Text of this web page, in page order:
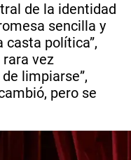
de la identidad
sencilla y
casta política”,
rara vez
limpiarse”,
pero se